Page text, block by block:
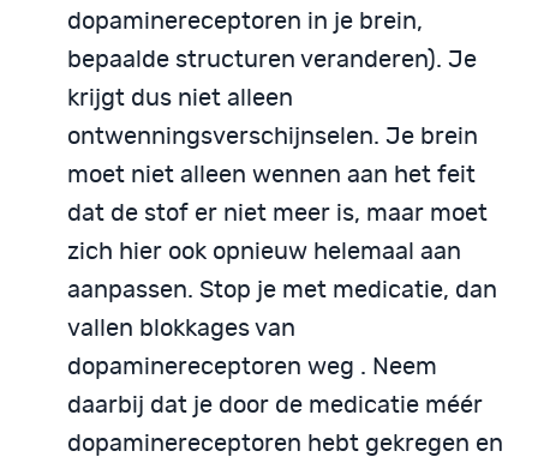
dopaminereceptoren in je brein,
bepaalde structuren veranderen). Je
krijgt dus niet alleen
ontwenningsverschijnselen. Je brein
moet niet alleen wennen aan het feit
dat de stof er niet meer is, maar moet
zich hier ook opnieuw helemaal aan
aanpassen. Stop je met medicatie, dan
vallen blokkages van
dopaminereceptoren weg . Neem
daarbij dat je door de medicatie méér
dopaminereceptoren hebt gekregen en